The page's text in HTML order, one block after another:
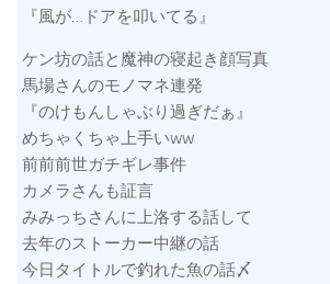
『風が…ドアを叩いてる』
ケン坊の話と魔神の寝起き顔写真
馬場さんのモノマネ連発
『のけもんしゃぶり過ぎだぁ』
めちゃくちゃ上手いww
前前前世ガチギレ事件
カメラさんも証言
みみっちさんに上洛する話して
去年のストーカー中継の話
今日タイトルで釣れた魚の話〆